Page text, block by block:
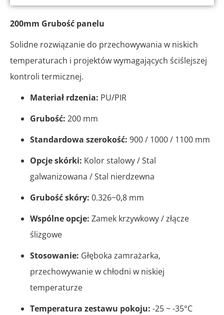
200mm Grubość panelu
Solidne rozwiązanie do przechowywania w niskich
temperaturach i projektów wymagających ściślejszej
kontroli termicznej.
Materiał rdzenia: PU/PIR
Grubość: 200 mm
Standardowa szerokość: 900 / 1000 / 1100 mm
Opcje skórki: Kolor stalowy / Stal
galwanizowana / Stal nierdzewna
Grubość skóry: 0.326~0,8 mm
Wspólne opcje: Zamek krzywkowy / złącze
ślizgowe
Stosowanie: Głęboka zamrażarka,
przechowywanie w chłodni w niskiej
temperaturze
Temperatura zestawu pokoju: -25 ~ -35°C